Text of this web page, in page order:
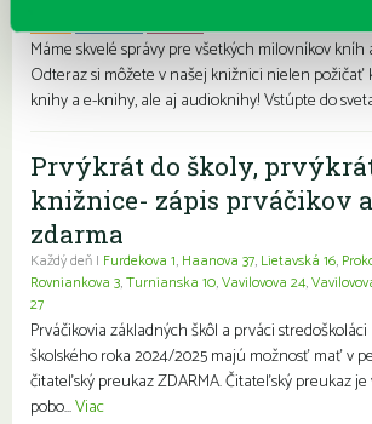
Máme skvelé správy pre všetkých milovníkov kníh
Odteraz si môžete v našej knižnici nielen požičať
knihy a e-knihy, ale aj audioknihy! Vstúpte do
Prvýkrát do školy,
knižnice- zápis prváčikov
zdarma
Každý deň | Furdekova 1, Haanova 37, Lietavská 16,
Rovniankova 3,Turnianska 10,Vavilovova 24,
27
Prváčikovia základných škôl a prváci
školského roka 2024/2025 majú možnosť mať v
čitateľský preukaz ZDARMA. Čitateľský preukaz
pobo...Viac